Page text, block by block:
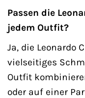
Passen die
jedem Outfit?
Ja, die Leonardo
vielseitiges
Outfit
oder auf einer